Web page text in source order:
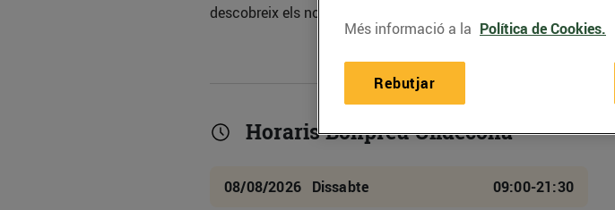
descobreix els nostres productes locals!
Horaris Bonpreu Ulldecona
08/08/2026 Dissabte 09:00-21:30
Més informació a la Política de Cookies.
Rebutjar